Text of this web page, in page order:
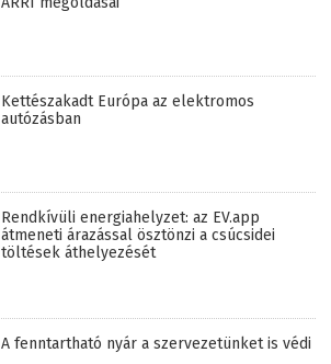
Kettészakadt Európa az elektromos
autózásban
Rendkívüli energiahelyzet: az EV.app
átmeneti árazással ösztönzi a csúcsidei
töltések áthelyezését
A fenntartható nyár a szervezetünket is védi